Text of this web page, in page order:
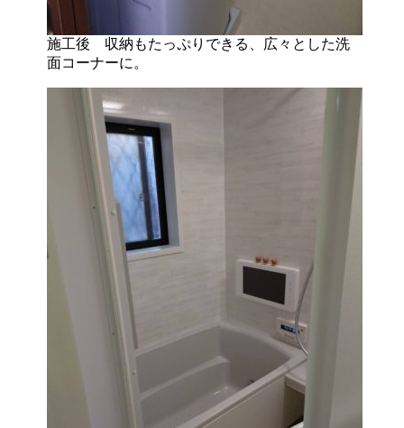
施工後 収納もたっぷりできる、広々とした洗
面コーナーに。